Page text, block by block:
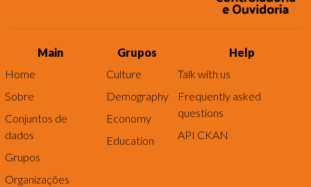
Main
Home
Sobre
Conjuntos de
dados
Grupos
Organizações
Grupos
Culture
Demography
Economy
Education
Help
Talk with us
Frequently asked
questions
API CKAN